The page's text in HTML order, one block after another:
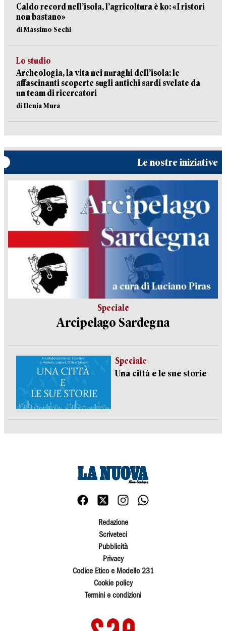
Caldo record nell’isola, l’agricoltura è ko: «I ristori
non bastano»
di Massimo Sechi
Lo studio
Archeologia, la vita nei nuraghi dell’isola: le
affascinanti scoperte sugli antichi sardi svelate da
un team di ricercatori
di Ilenia Mura
Le nostre iniziative
Speciale
Arcipelago Sardegna
Speciale
Una città e le sue storie
Redazione
Scriveteci
Pubblicità
Privacy
Codice Etico e Modello 231
Cookie policy
Termini e condizioni